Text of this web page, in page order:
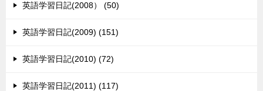
英語学習日記(2008） (50)
英語学習日記(2009) (151)
英語学習日記(2010) (72)
英語学習日記(2011) (117)